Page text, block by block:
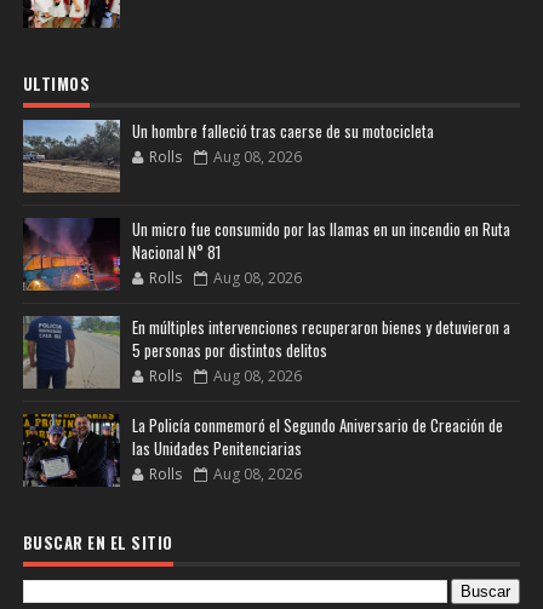
ULTIMOS
Un hombre falleció tras caerse de su motocicleta
Rolls Aug 08, 2026
Un micro fue consumido por las llamas en un incendio en Ruta
Nacional N° 81
Rolls Aug 08, 2026
En múltiples intervenciones recuperaron bienes y detuvieron a
5 personas por distintos delitos
Rolls Aug 08, 2026
La Policía conmemoró el Segundo Aniversario de Creación de
las Unidades Penitenciarias
Rolls Aug 08, 2026
BUSCAR EN EL SITIO